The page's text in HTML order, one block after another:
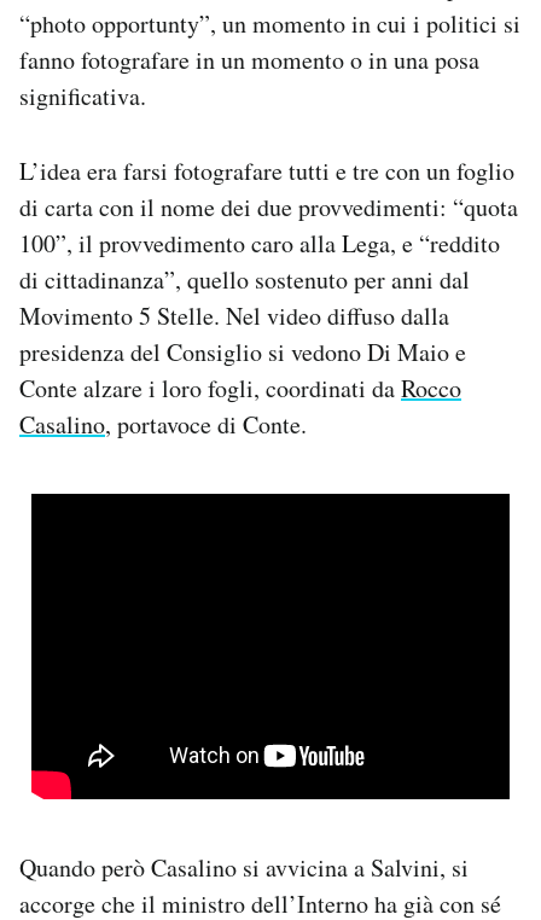
“photo opportunty”, un momento in cui i politici si
fanno fotografare in un momento o in una posa
significativa.
L’idea era farsi fotografare tutti e tre con un foglio
di carta con il nome dei due provvedimenti: “quota
100”, il provvedimento caro alla Lega, e “reddito
di cittadinanza”, quello sostenuto per anni dal
Movimento 5 Stelle. Nel video diffuso dalla
presidenza del Consiglio si vedono Di Maio e
Conte alzare i loro fogli, coordinati daRocco
Casalino, portavoce di Conte.
Quando però Casalino si avvicina a Salvini, si
accorge che il ministro dell’Interno ha già con sé